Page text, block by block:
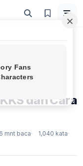
Bantuan
dan Cara
6 mnt baca
1,040 kata